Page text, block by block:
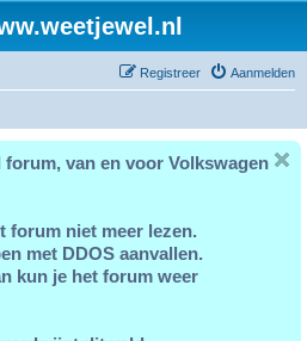
Aanmelden
Registreer
van en voor Volkswagen
forum niet meer lezen.
met DDOS aanvallen.
kun je het forum weer